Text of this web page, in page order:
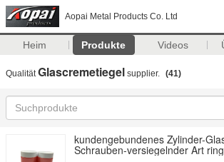
Aopai Metal Products Co. Ltd
Heim Produkte Videos
QualitätGlascremetiegel supplier. (41)
kundengebundenes Zylinder-
Schrauben-versiegelnder Art